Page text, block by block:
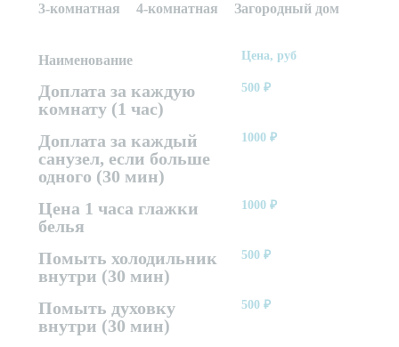
3-комнатная 4-комнатная Загородный дом
Наименование Цена, руб
Доплата за каждую
комнату (1 час)
500₽
Доплата за каждый
санузел, если больше
одного (30 мин)
1000₽
Цена 1 часа глажки
белья
1000₽
Помыть холодильник
внутри (30 мин)
500₽
Помыть духовку
внутри (30 мин)
500₽